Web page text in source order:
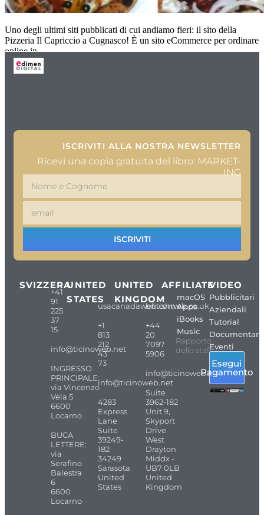
Uno degli ultimi siti pubblicati di cui andiamo fieri: il sito della
Pizzeria Il Capriccio a Cugnasco! È un sito eCommerce per ordinare
online in
ISCRIVITI ALLA NOSTRA NEWSLETTER
Ricevi una copia gratuita del libro: MARKET-
ING
ISCRIVITI
SVIZZERA
+41
91
225
37
15
info@ticinoweb.net
INGRESSO
PRINCIPALE:
via Vincenzo
Vela 5
6600
Locarno
BUCA
LETTERE:
via
Serafino
Balestra
6
6600
Locarno
UNITED
STATES
usacanadaweb.com
+1
813
212
43
73
info@ticinoweb.net
4283
Express
Lane
Suite
39249-
182
34249
Sarasota
United
States
UNITED
KINGDOM
britishweb.co.uk
+44
20
7097
5906
info@ticinoweb.net
Suite
3962-182
Unit 9,
Skyport
Drive
West
Drayton
Middx -
UB7 0LB
United
Kingdom
AFFILIATE
macOS
Apps
iBooks
Music
Rapporto
dello staff
VIDEO
Pubblicitari
Aziendali
Tutorial
Documentari
Eventi
Esegui
Pagamento